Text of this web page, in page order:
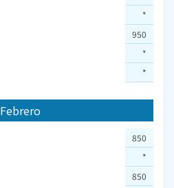
*
950
*
*
Febrero
850
*
850